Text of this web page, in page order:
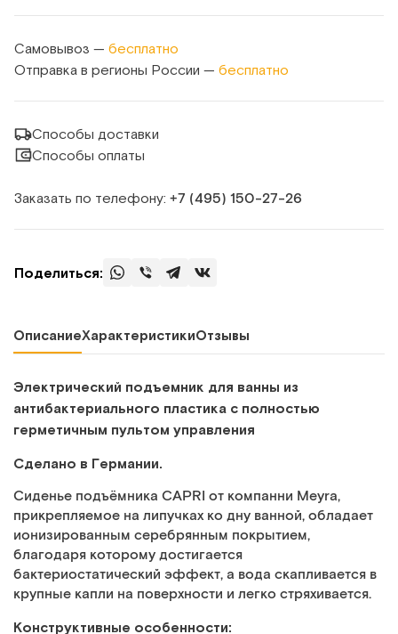
Самовывоз — бесплатно
Отправка в регионы России — бесплатно
Способы доставки
Способы оплаты
Заказать по телефону: +7 (495) 150‑27‑26
Поделиться:
ОписаниеХарактеристикиОтзывы
Электрический подъемник для ванны из
антибактериального пластика с полностью
герметичным пультом управления
Сделано в Германии.
Сиденье подъёмника CAPRI от компанни Meyra,
прикрепляемое на липучках ко дну ванной, обладает
ионизированным серебрянным покрытием,
благодаря которому достигается
бактериостатический эффект, а вода скапливается в
крупные капли на поверхности и легко стряхивается.
Конструктивные особенности: